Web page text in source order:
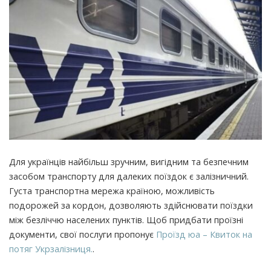
Для українців найбільш зручним, вигідним та безпечним
засобом транспорту для далеких поїздок є залізничний.
Густа транспортна мережа країною, можливість
подорожей за кордон, дозволяють здійснювати поїздки
між безліччю населених пунктів. Щоб придбати проїзні
документи, свої послуги пропонує Проїзд юа – Квиток на
потяг Укрзалізниця..